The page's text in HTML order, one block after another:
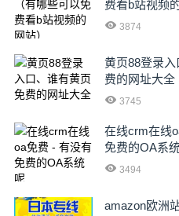
费看b站视频
3874
黄页88登录
费的网址大全
3745
在线crm在线
免费的OA系
3494
amazon欧洲